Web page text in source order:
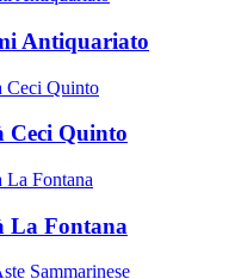
Antiquariato
Ceci Quinto
La Fontana